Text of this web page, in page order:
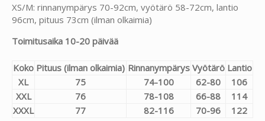
XS/M: rinnanympärys 70-92cm, vyötärö 58-72cm, lantio
96cm, pituus 73cm (ilman olkaimia)
Toimitusaika 10-20 päivää
Koko Pituus (ilman olkaimia) Rinnanympärys Vyötärö Lantio
XL
75 74-100 62-80
106
XXL
76 78-108 66-88
114
XXXL
77 82-116 70-96
122